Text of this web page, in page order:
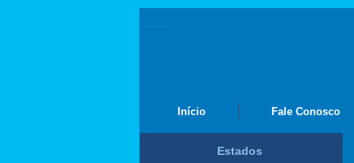
Início Fale Conosco
Estados